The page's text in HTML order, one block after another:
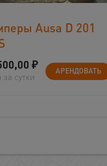
Ausa D 201
₽
сутки
АРЕНДОВАТЬ